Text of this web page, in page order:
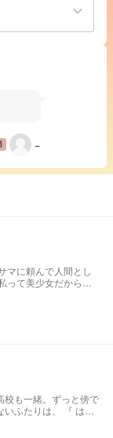
keyboard_arrow_down
−
マに頼んで人間とし
校も一緒。ずっと傍で
りは、 『 は